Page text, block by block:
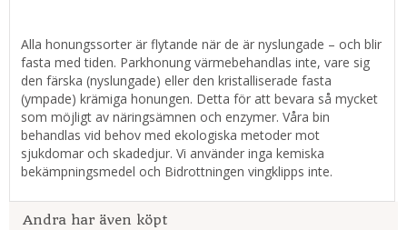
Alla honungssorter är flytande när de är nyslungade – och blir
fasta med tiden. Parkhonung värmebehandlas inte, vare sig
den färska (nyslungade) eller den kristalliserade fasta
(ympade) krämiga honungen. Detta för att bevara så mycket
som möjligt av näringsämnen och enzymer. Våra bin
behandlas vid behov med ekologiska metoder mot
sjukdomar och skadedjur. Vi använder inga kemiska
bekämpningsmedel och Bidrottningen vingklipps inte.
Andra har även köpt